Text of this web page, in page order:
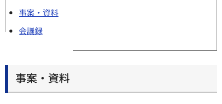
事案・資料
会議録
事案・資料